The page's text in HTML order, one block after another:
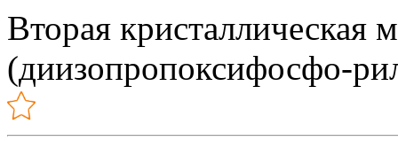
Вторая кристаллическая
(диизопропоксифосфо-